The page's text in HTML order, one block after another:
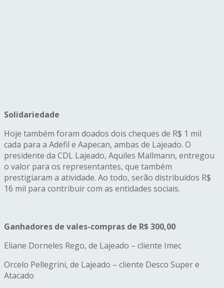
Solidariedade
Hoje também foram doados dois cheques de R$ 1 mil
cada para a Adefil e Aapecan, ambas de Lajeado. O
presidente da CDL Lajeado, Aquiles Mallmann, entregou
o valor para os representantes, que também
prestigiaram a atividade. Ao todo, serão distribuídos R$
16 mil para contribuir com as entidades sociais.
Ganhadores de vales-compras de R$ 300,00
Eliane Dorneles Rego, de Lajeado – cliente Imec
Orcelo Pellegrini, de Lajeado – cliente Desco Super e
Atacado